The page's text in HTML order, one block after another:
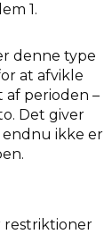
1.
denne type
at afvikle
perioden –
Det giver
ikke er
restriktioner